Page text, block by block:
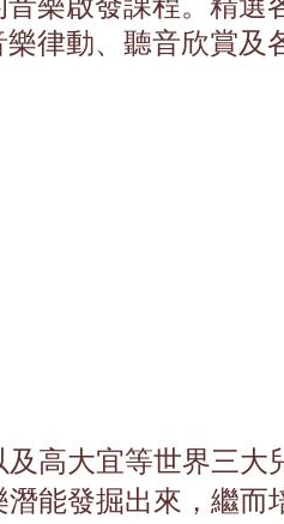
律動、聽音欣賞及
高大宜等世界三大
能發掘出來，繼